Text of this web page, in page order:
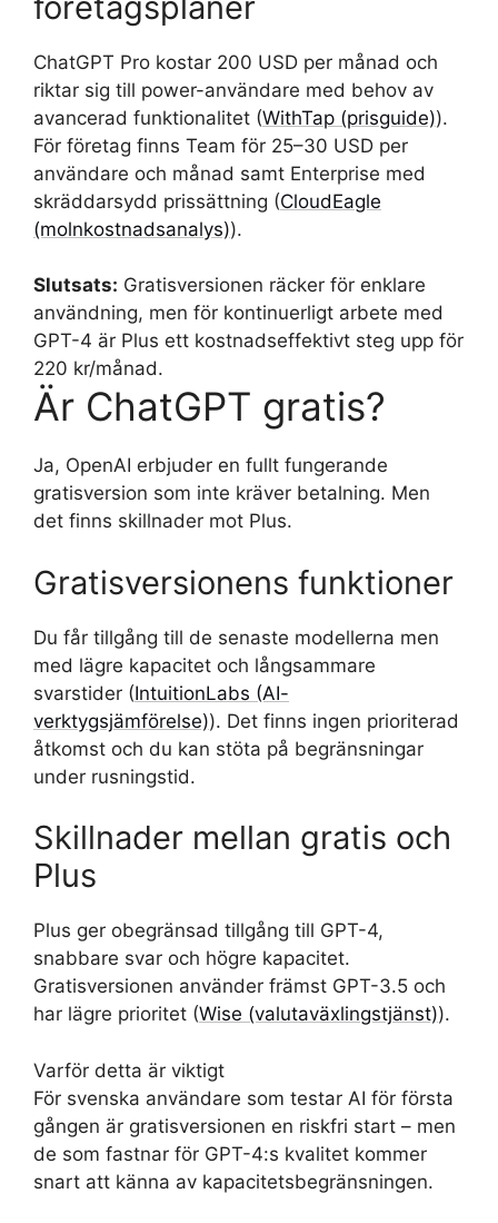
ChatGPT Pro kostar 200 USD per månad och
riktar sig till power-användare med behov av
avancerad funktionalitet (WithTap (prisguide)).
För företag finns Team för 25–30 USD per
användare och månad samt Enterprise med
skräddarsydd prissättning (CloudEagle
(molnkostnadsanalys)).
Slutsats: Gratisversionen räcker för enklare
användning, men för kontinuerligt arbete med
GPT-4 är Plus ett kostnadseffektivt steg upp för
220 kr/månad.
Är ChatGPT gratis?
Ja, OpenAI erbjuder en fullt fungerande
gratisversion som inte kräver betalning. Men
det finns skillnader mot Plus.
Gratisversionens funktioner
Du får tillgång till de senaste modellerna men
med lägre kapacitet och långsammare
svarstider (IntuitionLabs (AI-
verktygsjämförelse)). Det finns ingen prioriterad
åtkomst och du kan stöta på begränsningar
under rusningstid.
Skillnader mellan gratis och
Plus
Plus ger obegränsad tillgång till GPT-4,
snabbare svar och högre kapacitet.
Gratisversionen använder främst GPT-3.5 och
har lägre prioritet (Wise (valutaväxlingstjänst)).
Varför detta är viktigt
För svenska användare som testar AI för första
gången är gratisversionen en riskfri start – men
de som fastnar för GPT-4:s kvalitet kommer
snart att känna av kapacitetsbegränsningen.